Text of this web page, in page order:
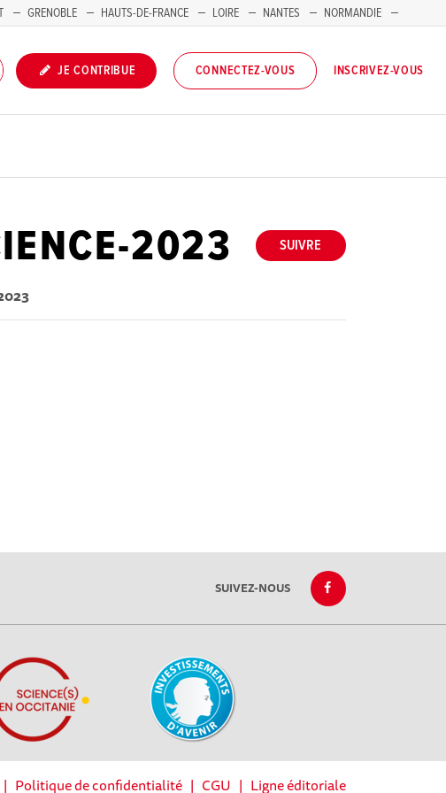
GRENOBLE HAUTS-DE-FRANCE LOIRE NANTES
NORMANDIE
JE CONTRIBUE CONNECTEZ-VOUS INSCRIVEZ-VOUS
SUIVRE
2023
SUIVEZ-NOUS
Politique de confidentialité| CGU | Ligne éditoriale